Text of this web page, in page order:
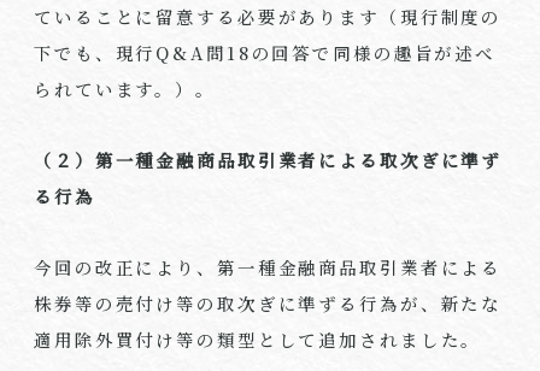
ていることに留意する必要があります（現行制度の
下でも、現行Q&A問18の回答で同様の趣旨が述べ
られています。）。
（２）第一種金融商品取引業者による取次ぎに準ず
る行為
今回の改正により、第一種金融商品取引業者による
株券等の売付け等の取次ぎに準ずる行為が、新たな
適用除外買付け等の類型として追加されました。